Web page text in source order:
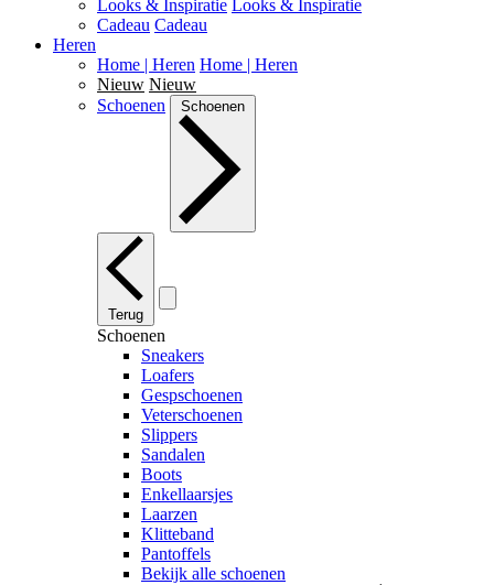
Looks & Inspiratie Looks & Inspiratie
Cadeau Cadeau
Heren
Home | Heren Home | Heren
Nieuw Nieuw
Schoenen
Schoenen
Terug
Schoenen
Sneakers
Loafers
Gespschoenen
Veterschoenen
Slippers
Sandalen
Boots
Enkellaarsjes
Laarzen
Klitteband
Pantoffels
Bekijk alle schoenen